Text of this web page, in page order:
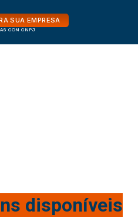
SUA EMPRESA
COM CNPJ
disponíveis